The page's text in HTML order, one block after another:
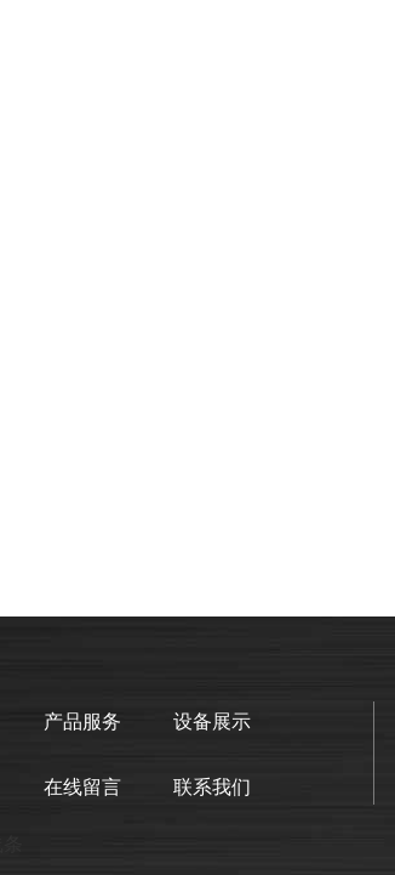
产品服务 设备展示
在线留言 联系我们